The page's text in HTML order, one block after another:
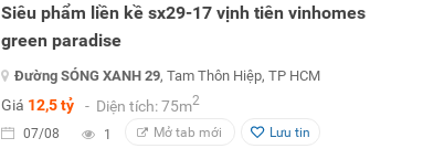
Siêu phẩm liền kề sx29-17 vịnh tiên vinhomes
green paradise
Đường SÓNG XANH 29, Tam Thôn Hiệp, TP HCM
Giá 12,5 tỷ - Diện tích: 75m2
07/08 1 Mở tab mới Lưu tin